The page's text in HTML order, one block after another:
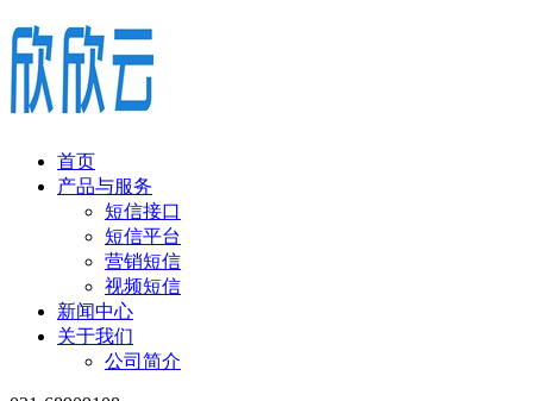
首页
产品与服务
短信接口
短信平台
营销短信
视频短信
新闻中心
关于我们
公司简介